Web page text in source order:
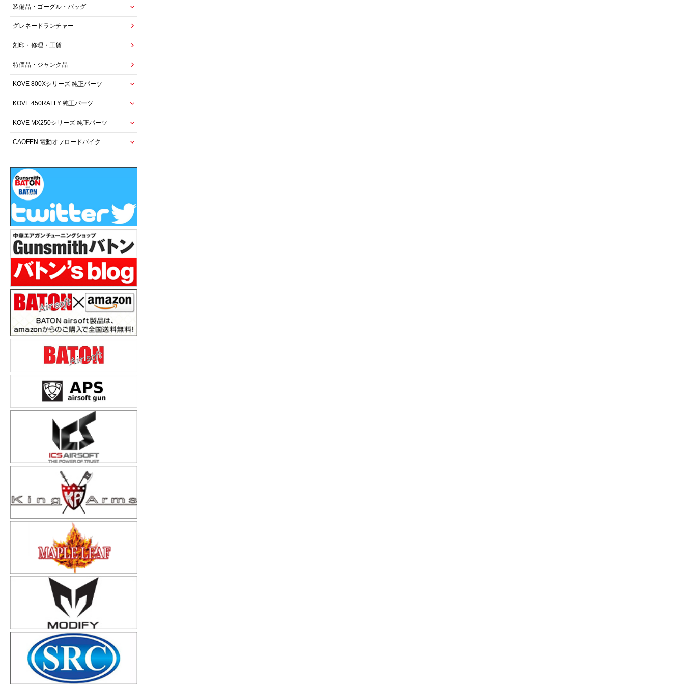
装備品・ゴーグル・バッグ
グレネードランチャー
刻印・修理・工賃
特価品・ジャンク品
KOVE 800Xシリーズ 純正パーツ
KOVE 450RALLY 純正パーツ
KOVE MX250シリーズ 純正パーツ
CAOFEN 電動オフロードバイク